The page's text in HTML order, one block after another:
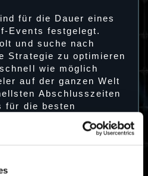
für die Dauer eines
Events festgelegt.
und suche nach
Strategie zu optimieren
wie möglich
auf der ganzen Welt
Abschlusszeiten
für die besten
Auszeichnungen gibt.